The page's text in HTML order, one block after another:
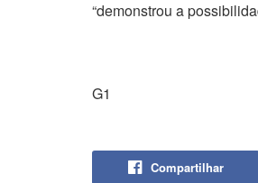
“demonstrou a
G1
Compartilhar